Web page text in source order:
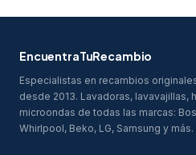
EncuentraTuRecambio
Especialistas en recambios
desde 2013. Lavadoras, lavavajillas,
microondas de todas las marcas:
Whirlpool, Beko, LG, Samsung y